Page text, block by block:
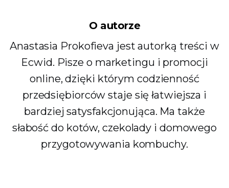
O autorze
Anastasia Prokofieva jest autorką treści w
Ecwid. Pisze o marketingu i promocji
online, dzięki którym codzienność
przedsiębiorców staje się łatwiejsza i
bardziej satysfakcjonująca. Ma także
słabość do kotów, czekolady i domowego
przygotowywania kombuchy.